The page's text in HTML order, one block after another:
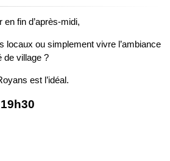
fin d’après-midi,
locaux ou simplement vivre l’ambiance
de village ?
est l’idéal.